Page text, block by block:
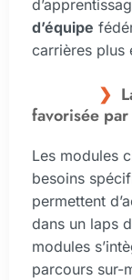
d’équipe
carrières plus
favorisée
Les modules
besoins
permettent
dans un laps
modules
parcours sur-